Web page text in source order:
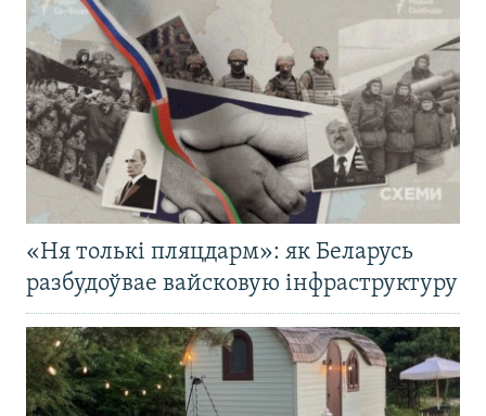
«Ня толькі пляцдарм»: як Беларусь
разбудоўвае вайсковую інфраструктуру